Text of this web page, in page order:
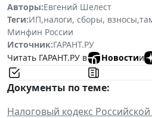
Авторы:Евгений Шелест
Теги:ИП,налоги, сборы, взносы,
Минфин России
Источник:ГАРАНТ.РУ
Читать ГАРАНТ.РУ в
Новостии
Документы по теме:
Налоговый кодекс